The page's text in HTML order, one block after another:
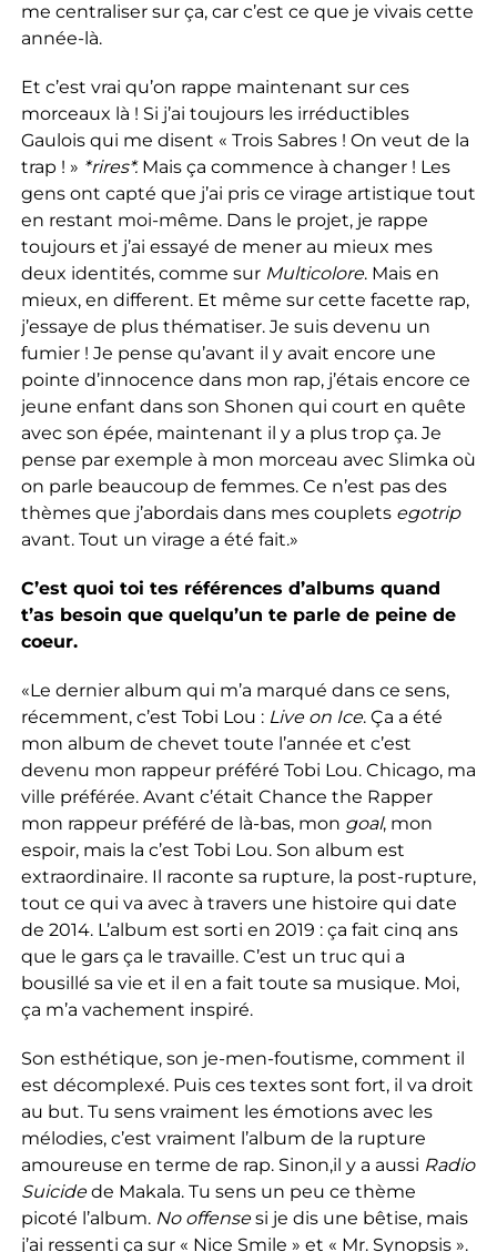
me centraliser sur ça, car c’est ce que je vivais cette
année-là.
Et c’est vrai qu’on rappe maintenant sur ces
morceaux là ! Si j’ai toujours les irréductibles
Gaulois qui me disent « Trois Sabres ! On veut de la
trap ! » *rires*.Mais ça commence à changer ! Les
gens ont capté que j’ai pris ce virage artistique tout
en restant moi-même. Dans le projet, je rappe
toujours et j’ai essayé de mener au mieux mes
deux identités, comme sur Multicolore. Mais en
mieux, en different. Et même sur cette facette rap,
j’essaye de plus thématiser. Je suis devenu un
fumier ! Je pense qu’avant il y avait encore une
pointe d’innocence dans mon rap, j’étais encore ce
jeune enfant dans son Shonen qui court en quête
avec son épée, maintenant il y a plus trop ça. Je
pense par exemple à mon morceau avec Slimka où
on parle beaucoup de femmes. Ce n’est pas des
thèmes que j’abordais dans mes couplets egotrip
avant. Tout un virage a été fait.»
C’est quoi toi tes références d’albums quand
t’as besoin que quelqu’un te parle de peine de
coeur.
«Le dernier album qui m’a marqué dans ce sens,
récemment, c’est Tobi Lou : Live on Ice. Ça a été
mon album de chevet toute l’année et c’est
devenu mon rappeur préféré Tobi Lou. Chicago, ma
ville préférée. Avant c’était Chance the Rapper
mon rappeur préféré de là-bas, mon goal, mon
espoir, mais la c’est Tobi Lou. Son album est
extraordinaire. Il raconte sa rupture, la post-rupture,
tout ce qui va avec à travers une histoire qui date
de 2014. L’album est sorti en 2019 : ça fait cinq ans
que le gars ça le travaille. C’est un truc qui a
bousillé sa vie et il en a fait toute sa musique. Moi,
ça m’a vachement inspiré.
Son esthétique, son je-men-foutisme, comment il
est décomplexé. Puis ces textes sont fort, il va droit
au but. Tu sens vraiment les émotions avec les
mélodies, c’est vraiment l’album de la rupture
amoureuse en terme de rap. Sinon,il y a aussi Radio
Suicidede Makala. Tu sens un peu ce thème
picoté l’album. No offensesi je dis une bêtise, mais
j’ai ressenti ça sur « Nice Smile » et « Mr. Synopsis ».